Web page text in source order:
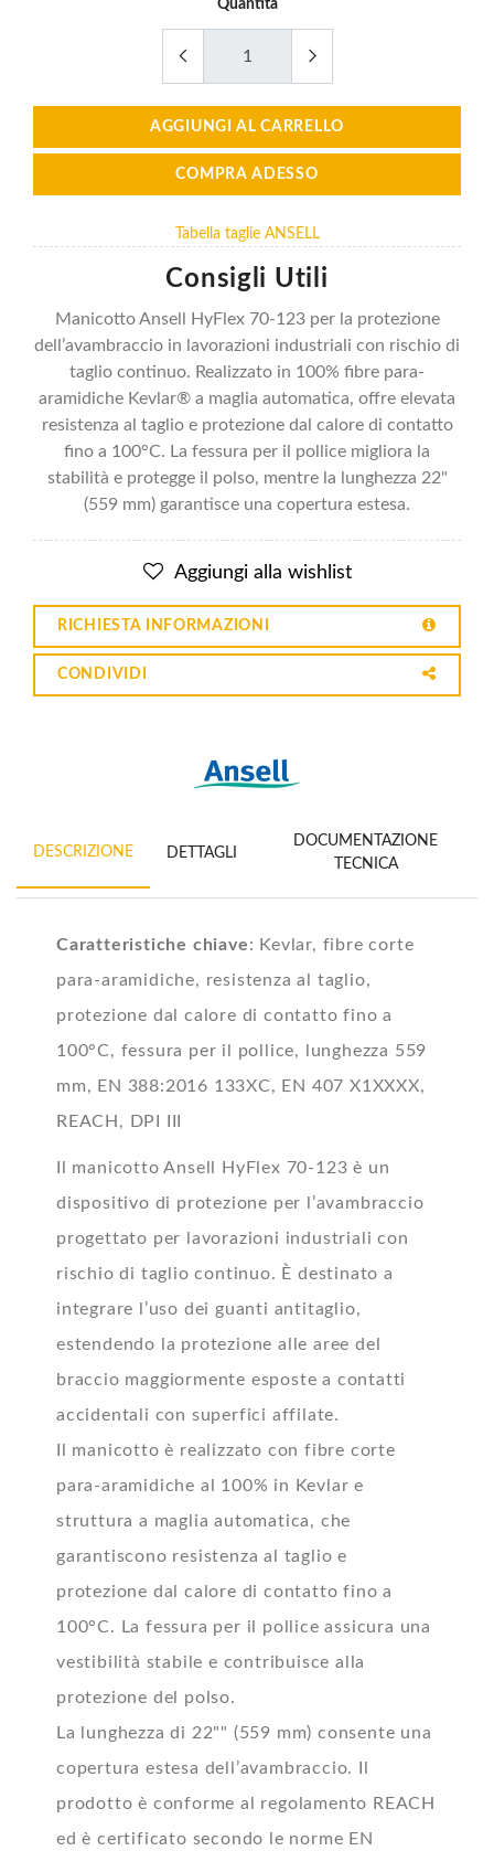
Quantità
AGGIUNGI AL CARRELLO
COMPRA ADESSO
Tabella taglie ANSELL
Consigli Utili
Manicotto Ansell HyFlex 70-123 per la protezione
dell’avambraccio in lavorazioni industriali con rischio di
taglio continuo. Realizzato in 100% fibre para-
aramidiche Kevlar® a maglia automatica, offre elevata
resistenza al taglio e protezione dal calore di contatto
fino a 100°C. La fessura per il pollice migliora la
stabilità e protegge il polso, mentre la lunghezza 22"
(559 mm) garantisce una copertura estesa.
Aggiungi alla wishlist
RICHIESTA INFORMAZIONI
CONDIVIDI
DESCRIZIONE DETTAGLI
DOCUMENTAZIONE
TECNICA
Caratteristiche chiave: Kevlar, fibre corte
para-aramidiche, resistenza al taglio,
protezione dal calore di contatto fino a
100°C, fessura per il pollice, lunghezza 559
mm, EN 388:2016 133XC, EN 407 X1XXXX,
REACH, DPI III
Il manicotto Ansell HyFlex 70-123 è un
dispositivo di protezione per l’avambraccio
progettato per lavorazioni industriali con
rischio di taglio continuo. È destinato a
integrare l’uso dei guanti antitaglio,
estendendo la protezione alle aree del
braccio maggiormente esposte a contatti
accidentali con superfici affilate.
Il manicotto è realizzato con fibre corte
para-aramidiche al 100% in Kevlar e
struttura a maglia automatica, che
garantiscono resistenza al taglio e
protezione dal calore di contatto fino a
100°C. La fessura per il pollice assicura una
vestibilità stabile e contribuisce alla
protezione del polso.
La lunghezza di 22"" (559 mm) consente una
copertura estesa dell’avambraccio. Il
prodotto è conforme al regolamento REACH
ed è certificato secondo le norme EN